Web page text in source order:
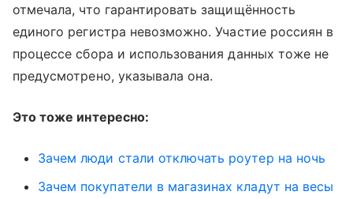
отмечала, что гарантировать защищённость
единого регистра невозможно. Участие россиян в
процессе сбора и использования данных тоже не
предусмотрено, указывала она.
Это тоже интересно:
Зачем люди стали отключать роутер на ночь
Зачем покупатели в магазинах кладут на весы